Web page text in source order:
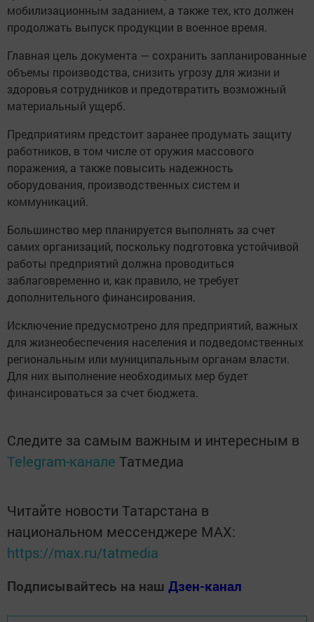
мобилизационным заданием, а также тех, кто должен
продолжать выпуск продукции в военное время.
Главная цель документа — сохранить запланированные
объемы производства, снизить угрозу для жизни и
здоровья сотрудников и предотвратить возможный
материальный ущерб.
Предприятиям предстоит заранее продумать защиту
работников, в том числе от оружия массового
поражения, а также повысить надежность
оборудования, производственных систем и
коммуникаций.
Большинство мер планируется выполнять за счет
самих организаций, поскольку подготовка устойчивой
работы предприятий должна проводиться
заблаговременно и, как правило, не требует
дополнительного финансирования.
Исключение предусмотрено для предприятий, важных
для жизнеобеспечения населения и подведомственных
региональным или муниципальным органам власти.
Для них выполнение необходимых мер будет
финансироваться за счет бюджета.
Следите за самым важным и интересным в
Telegram-канале Татмедиа
Читайте новости Татарстана в
национальном мессенджере MАХ:
https://max.ru/tatmedia
Подписывайтесь на наш Дзен-канал